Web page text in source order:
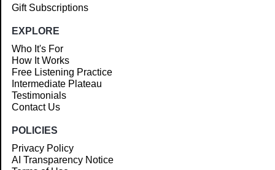
Gift Subscriptions
EXPLORE
Who It's For
How It Works
Free Listening Practice
Intermediate Plateau
Testimonials
Contact Us
POLICIES
Privacy Policy
AI Transparency Notice